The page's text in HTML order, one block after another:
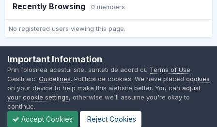
Recently Browsing 0 members
No registered users viewing this page.
Contact Us
BMW Club Romania
Powered by Invision Community
Important Information
Prin folosirea acestui site, sunteti de acord cu Terms of Use.
Gasiti aici Guidelines. Politica de cookies: We have placed cookies
on your device to help make this website better. You can adjust
your cookie settings, otherwise we'll assume you're okay to
continue.
Accept Cookies Reject Cookies